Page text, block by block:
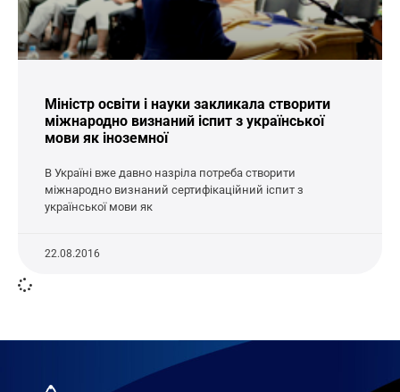
Міністр освіти і науки закликала створити
міжнародно визнаний іспит з української
мови як іноземної
В Україні вже давно назріла потреба створити
міжнародно визнаний сертифікаційний іспит з
української мови як
22.08.2016